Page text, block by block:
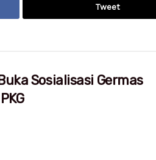
Tweet
Sosialisasi Germas